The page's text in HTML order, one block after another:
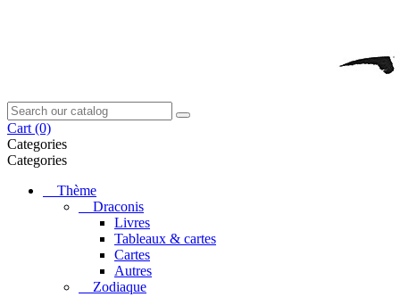
Cart (0)
Categories
Categories
Thème
Draconis
Livres
Tableaux & cartes
Cartes
Autres
Zodiaque